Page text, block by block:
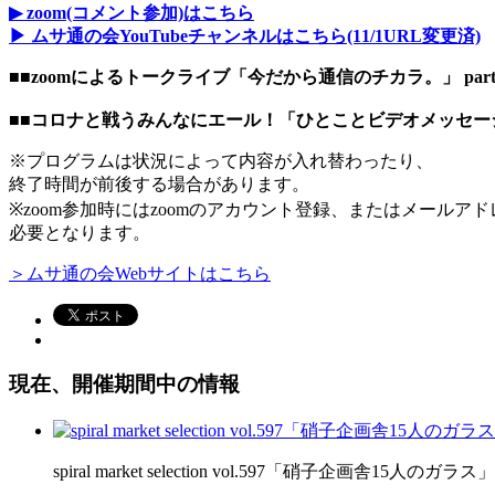
▶zoom(コメント参加)はこちら
▶ ムサ通の会YouTubeチャンネルはこちら(11/1URL変更済)
■■zoomによるトークライブ「今だから通信のチカラ。」
■■コロナと戦うみんなにエール！「ひとことビデオメッセー
※プログラムは状況によって内容が入れ替わったり、
終了時間が前後する場合があります。
※zoom参加時にはzoomのアカウント登録、またはメールア
必要となります。
＞ムサ通の会Webサイトはこちら
現在、開催期間中の情報
spiral market selection vol.597「硝子企画舎15人のガラス」